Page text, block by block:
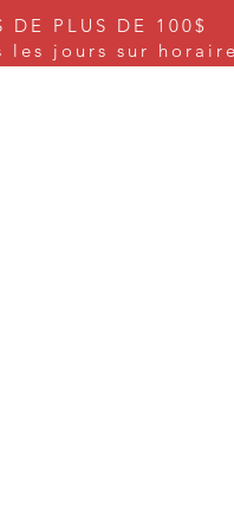
DE PLUS DE 100$
les jours sur